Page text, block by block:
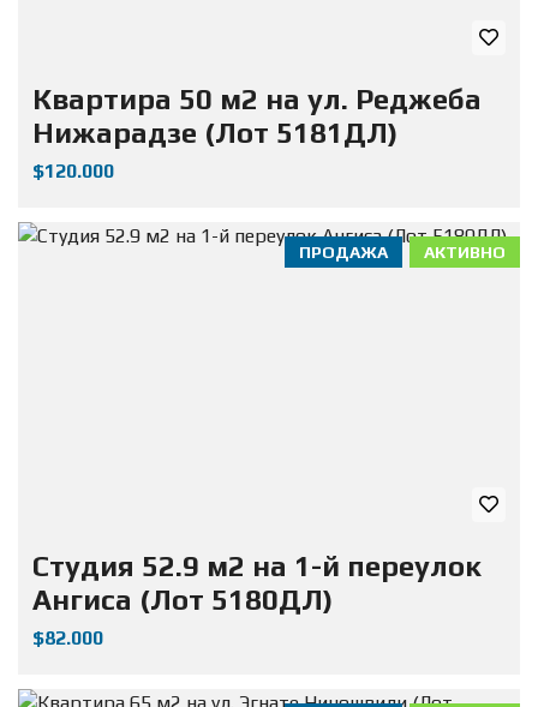
Квартира 50 м2 на ул. Реджеба
Нижарадзе (Лот 5181ДЛ)
$120.000
АКТИВНО
ПРОДАЖА
Студия 52.9 м2 на 1-й переулок
Ангиса (Лот 5180ДЛ)
$82.000